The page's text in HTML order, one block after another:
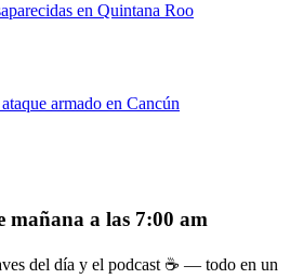
en Quintana Roo
armado en Cancún
mañana a las 7:00 am
del día y el podcast ☕ — todo en un